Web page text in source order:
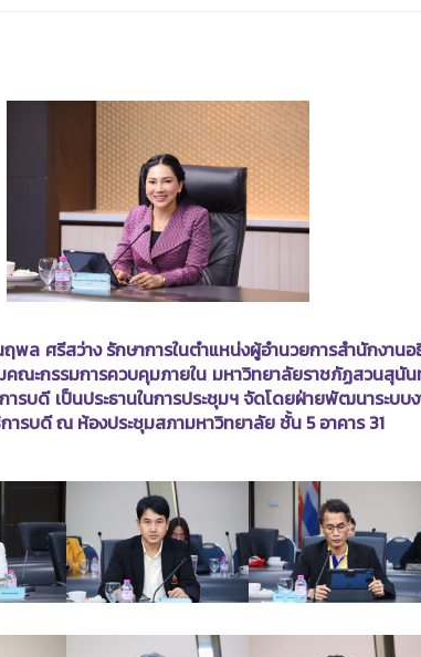
พล ศรีสว่าง รักษาการในตำแหน่งผู้อำนวยการสำนักงาน
คณะกรรมการควบคุมภายใน มหาวิทยาลัยราชภัฏสวนสุนั
บดี เป็นประธานในการประชุมฯ จัดโดยฝ่ายพัฒนาระบบ
ารบดี ณ ห้องประชุมสภามหาวิทยาลัย ชั้น 5 อาคาร 31